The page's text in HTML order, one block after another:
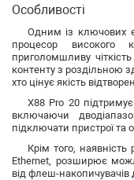
Особливості
Одним із ключових
процесор високого
приголомшливу
контенту з роздільною
хто цінує якість
X88 Pro 20 підтримує
включаючи
підключати пристрої та
Крім того, наявність
Ethernet, розширює
від флеш-накопичувачів